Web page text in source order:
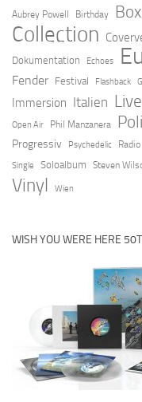
Aubrey Powell Birthday
Collection
Dokumentation Echoes
Fender Festival Flashback
Immersion Italien
Open Air Phil Manzanera
Progressiv Psychedelic Radio
Single Soloalbum Steven
Vinyl Wien
WISH YOU WERE HERE